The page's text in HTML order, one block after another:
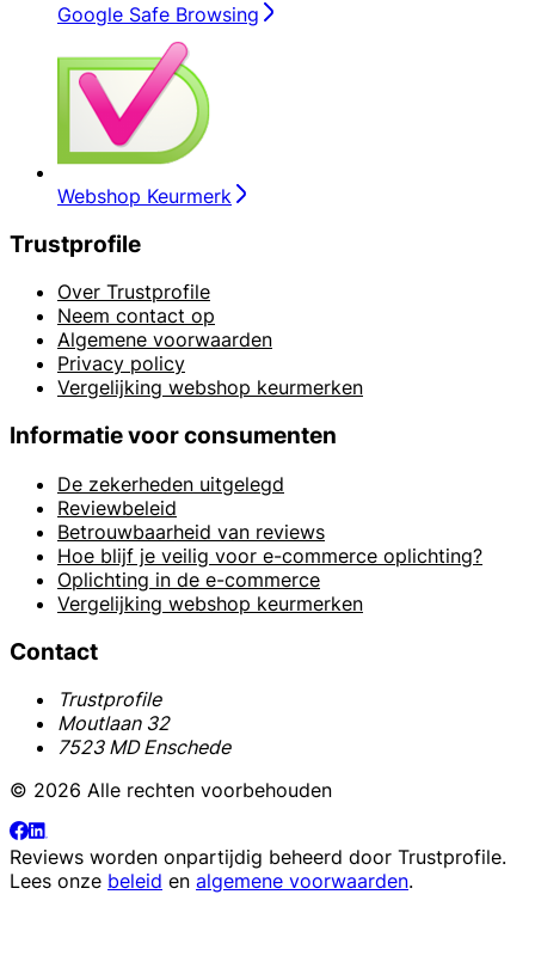
Google Safe Browsing
Webshop Keurmerk
Trustprofile
Over Trustprofile
Neem contact op
Algemene voorwaarden
Privacy policy
Vergelijking webshop keurmerken
Informatie voor consumenten
De zekerheden uitgelegd
Reviewbeleid
Betrouwbaarheid van reviews
Hoe blijf je veilig voor e-commerce oplichting?
Oplichting in de e-commerce
Vergelijking webshop keurmerken
Contact
Trustprofile
Moutlaan 32
7523 MD Enschede
© 2026 Alle rechten voorbehouden
Reviews worden onpartijdig beheerd door Trustprofile.
Lees onze beleid en algemene voorwaarden.